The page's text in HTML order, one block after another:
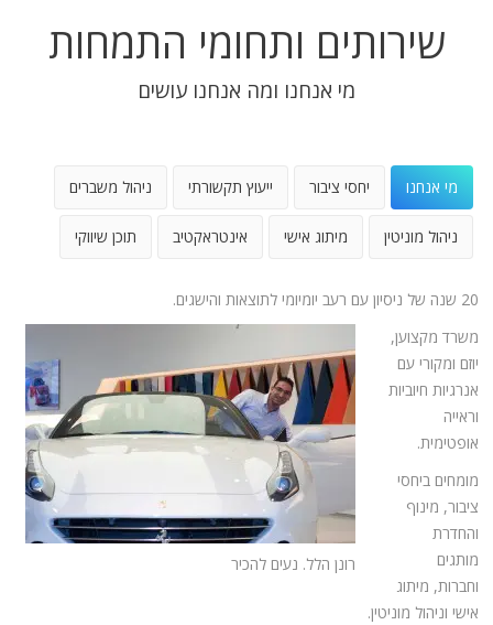
שירותים ותחומי התמחות
מי אנחנו ומה אנחנו עושים
מי אנחנו יחסי ציבור ייעוץ תקשורתי ניהול משברים
ניהול מוניטין מיתוג אישי אינטראקטיב תוכן שיווקי
20 שנה של ניסיון עם רעב יומיומי לתוצאות והישגים.
רונן הלל. נעים להכיר
משרד מקצוען,
יוזם ומקורי עם
אנרגיות חיוביות
וראייה
אופטימית.
מומחים ביחסי
ציבור, מינוף
והחדרת
מותגים
וחברות, מיתוג
אישי וניהול מוניטין.